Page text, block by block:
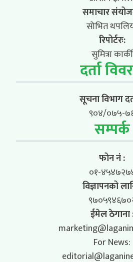
समाचार
सोभित
रिपोर्टरः:
सुमित्रा कार्की
दर्ता
सूचना विभाग
९०४/०७५-
सम्पर्क
फोन नं :
०१-
विज्ञापनको
ईमेल ठेगाना
For News: